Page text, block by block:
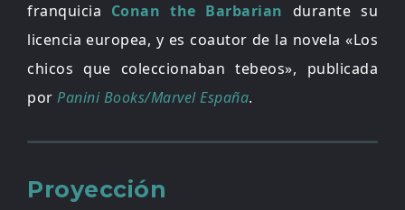
franquicia Conan the Barbarian durante su
licencia europea, y es coautor de la novela «Los
chicos que coleccionaban tebeos», publicada
por Panini Books/Marvel España.
Proyección